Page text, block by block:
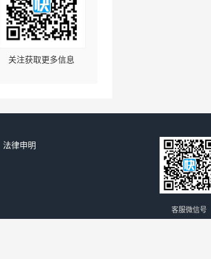
关注获取更多信息
法律申明
客服微信号